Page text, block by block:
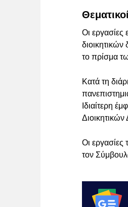
Οι εργασίες
το πρίσμα
Κατά τη
Ιδιαίτερη
Οι
τον